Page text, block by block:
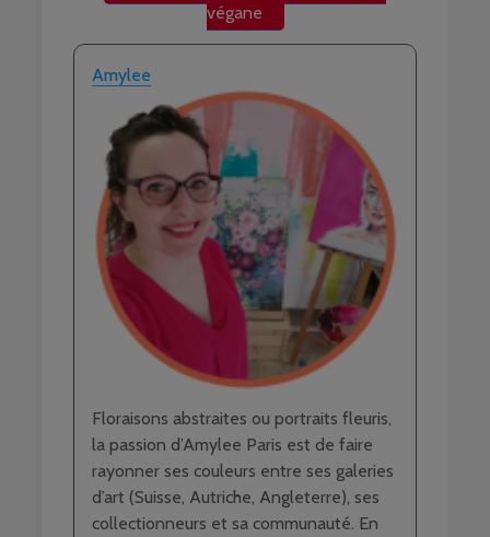
végane
Amylee
Floraisons abstraites ou portraits fleuris,
la passion d’Amylee Paris est de faire
rayonner ses couleurs entre ses galeries
d’art (Suisse, Autriche, Angleterre), ses
collectionneurs et sa communauté. En